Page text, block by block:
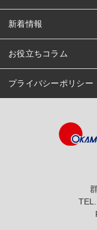
新着情報
お役立ちコラム
プライバシーポリシー
TEL.